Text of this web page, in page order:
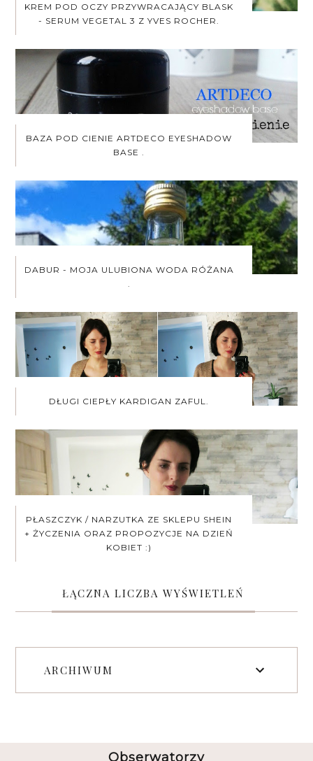
KREM POD OCZY PRZYWRACAJĄCY BLASK
- SERUM VEGETAL 3 Z YVES ROCHER.
BAZA POD CIENIE ARTDECO EYESHADOW
BASE .
DABUR - MOJA ULUBIONA WODA RÓŻANA
.
DŁUGI CIEPŁY KARDIGAN ZAFUL.
PŁASZCZYK / NARZUTKA ZE SKLEPU SHEIN
+ ŻYCZENIA ORAZ PROPOZYCJE NA DZIEŃ
KOBIET :)
ŁĄCZNA LICZBA WYŚWIETLEŃ
ARCHIWUM
Obserwatorzy